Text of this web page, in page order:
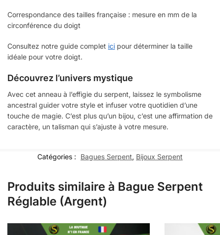
Correspondance des tailles française : mesure en mm de la
circonférence du doigt
Consultez notre guide complet ici pour déterminer la taille
idéale pour votre doigt.
Découvrez l’univers mystique
Avec cet anneau à l’effigie du serpent, laissez le symbolisme
ancestral guider votre style et infuser votre quotidien d’une
touche de magie. C’est plus qu’un bijou, c’est une affirmation de
caractère, un talisman qui s’ajuste à votre mesure.
Catégories : Bagues Serpent, Bijoux Serpent
Produits similaire à Bague Serpent
Réglable (Argent)